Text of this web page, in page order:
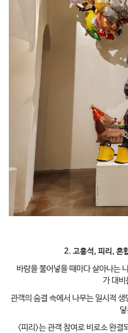
2. 고홍석, 피리, 혼
바람을 불어넣을 때마다 살아나는
가 대비
관객의 숨결 속에서 나무는 일시적
<피리>는 관객 참여로 비로소 완결